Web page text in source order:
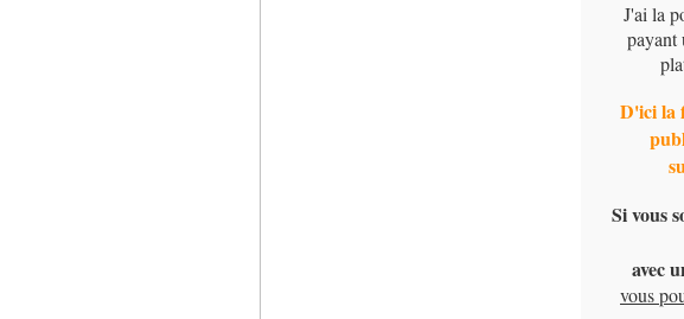
J'ai la
payant
D'ici la
Si vous
avec
vous